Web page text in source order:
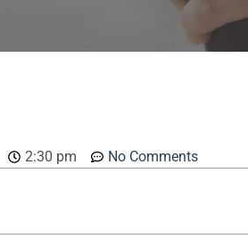
2:30 pm No Comments